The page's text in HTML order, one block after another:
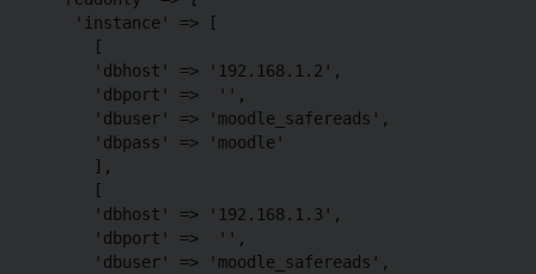
    'instance' => [
      [
      'dbhost' => '192.168.1.2',
      'dbport' =>  '',
      'dbuser' => 'moodle_safereads',
      'dbpass' => 'moodle'
      ],
      [
      'dbhost' => '192.168.1.3',
      'dbport' =>  '',
      'dbuser' => 'moodle_safereads',